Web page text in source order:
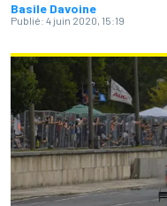
Basile Davoine
Publié: 4 juin 2020, 15:19